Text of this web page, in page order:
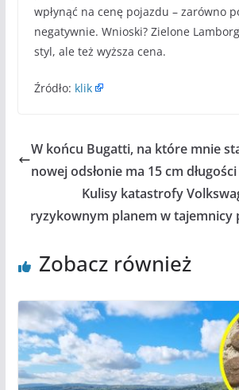
wpłynąć na cenę pojazdu – zarówno
negatywnie. Wnioski? Zielone
styl, ale też wyższa cena.
Źródło: klik
W końcu Bugatti, na które mnie
nowej odsłonie ma 15 cm długości
Kulisy katastrofy
ryzykownym planem w tajemnicy
Zobacz również